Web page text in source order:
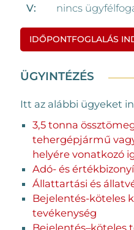
V:
nincs
IDŐPONTFOGLALÁS
ÜGYINTÉZÉS
Itt az alábbi ügyeket
3,5 tonna
tehergépjármű
helyére vonatkozó
Adó- és
Állattartási és
Bejelentés-köteles
tevékenység
Bejelentés–köteles